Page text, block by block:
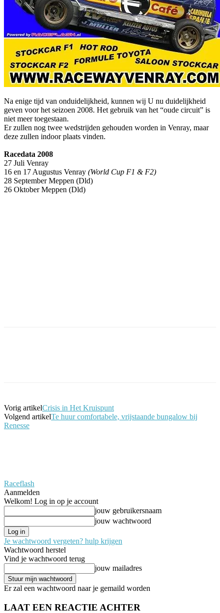
Na enige tijd van onduidelijkheid, kunnen wij U nu duidelijkheid
geven voor het seizoen 2008. Het gebruik van het “oude circuit” is
niet meer toegestaan.
Er zullen nog twee wedstrijden gehouden worden in Venray, maar
deze zullen indoor plaats vinden.
Racedata 2008
27 Juli Venray
16 en 17 Augustus Venray (World Cup F1 & F2)
28 September Meppen (Dld)
26 Oktober Meppen (Dld)
Vorig artikelCrisis in Het Kruispunt
Volgend artikelTe huur comfortabele, vrijstaande bungalow bij
Renesse
Raceflash
Aanmelden
Welkom! Log in op je account
jouw gebruikersnaam
jouw wachtwoord
Je wachtwoord vergeten? hulp krijgen
Wachtwoord herstel
Vind je wachtwoord terug
jouw mailadres
Er zal een wachtwoord naar je gemaild worden
LAAT EEN REACTIE ACHTER